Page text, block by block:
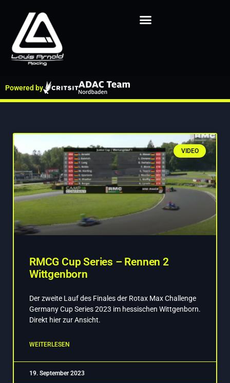
Powered by
VIDEO
RMCG Cup Series – Rennen 2
Wittgenborn
Der zweite Lauf des Finales der Rotax Max Challenge
Germany Cup Series 2023 im hessischen Wittgenborn.
Direkt hier zur Ansicht.
WEITERLESEN
19. September 2023